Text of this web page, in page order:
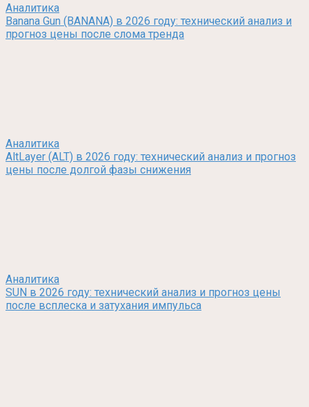
Аналитика
Banana Gun (BANANA) в 2026 году: технический анализ и
прогноз цены после слома тренда
Аналитика
AltLayer (ALT) в 2026 году: технический анализ и прогноз
цены после долгой фазы снижения
Аналитика
SUN в 2026 году: технический анализ и прогноз цены
после всплеска и затухания импульса